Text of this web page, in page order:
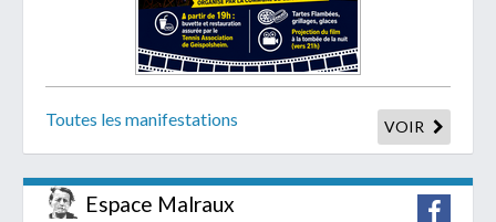
Toutes les manifestations VOIR
Espace Malraux